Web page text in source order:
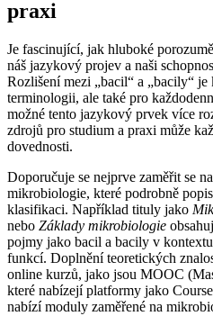
praxi
Je fascinující, jak hluboké
náš jazykový projev a naši
Rozlišení mezi „bacil“ a „bacily“
terminologii, ale také pro
možné tento jazykový prvek více
zdrojů pro studium a praxi může
dovednosti.
Doporučuje se nejprve zaměřit se
mikrobiologie, které podrobně
klasifikaci. Například tituly jako
nebo Základy mikrobiologie
pojmy jako bacil a bacily v
funkcí. Doplnění teoretických
online kurzů, jako jsou MOOC
které nabízejí platformy jako
nabízí moduly zaměřené na